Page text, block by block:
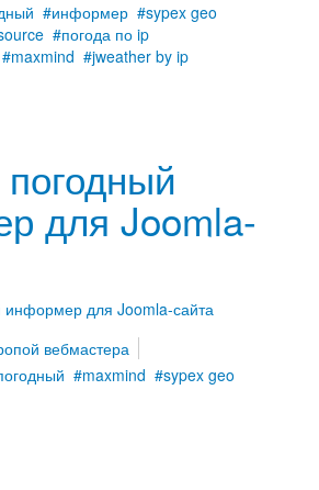
информер
sypex geo
погода по ip
maxmind
jweather by ip
для Joomla-
вебмастера
maxmind
sypex geo